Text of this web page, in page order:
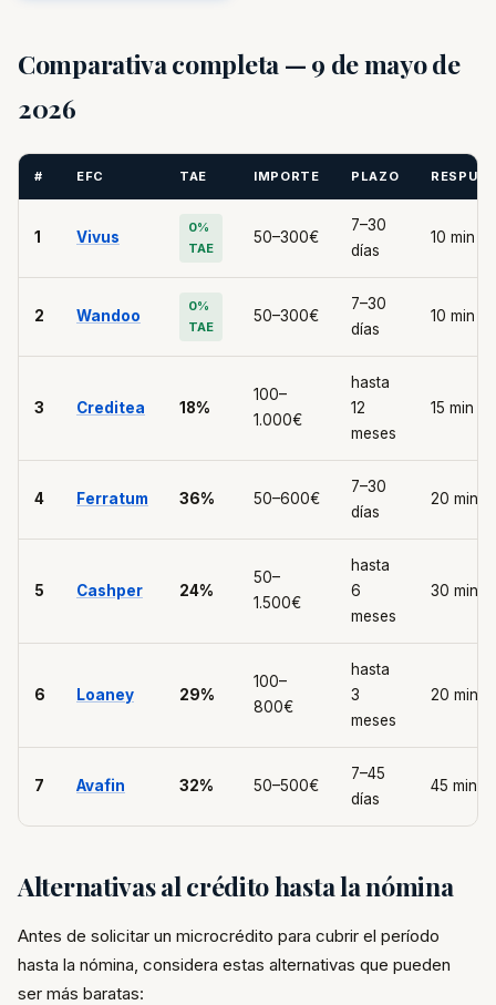
Comparativa completa — 9 de mayo de
2026
# EFC TAE IMPORTE PLAZO
1 Vivus
0%
TAE
50–300€
7–30
días
10 min
2 Wandoo
0%
TAE
50–300€
7–30
días
10 min
3 Creditea 18%
100–
1.000€
hasta
12
meses
15 min
4 Ferratum 36% 50–600€
7–30
días
20 min
5 Cashper 24%
50–
1.500€
hasta
6
meses
30 min
6 Loaney 29%
100–
800€
hasta
3
meses
20 min
7 Avafin 32% 50–500€
7–45
días
45 min
Alternativas al crédito hasta la nómina
Antes de solicitar un microcrédito para cubrir el período
hasta la nómina, considera estas alternativas que pueden
ser más baratas: